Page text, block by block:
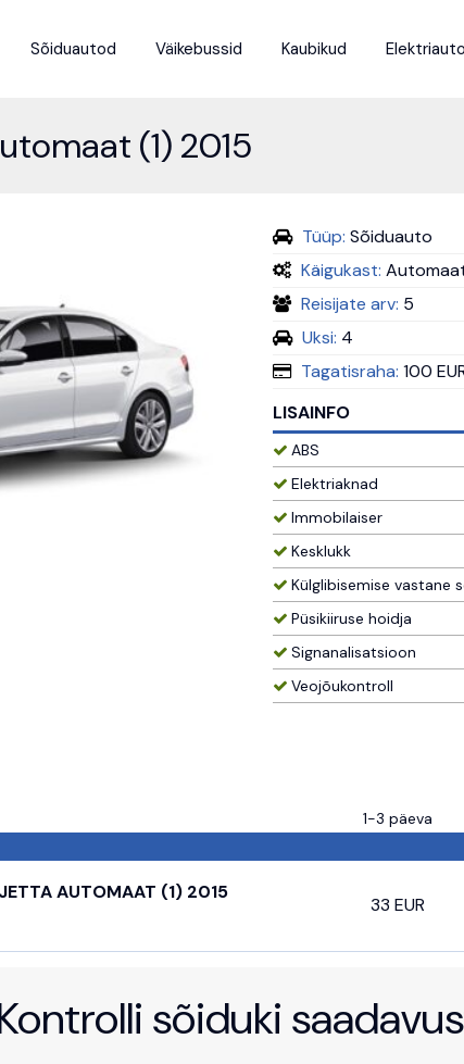
Sõiduautod Väikebussid Kaubikud
(1) 2015
Tüüp: Sõiduauto
Käigukast:
Reisijate arv: 5
Uksi: 4
Tagatisraha: 100
LISAINFO
ABS
Elektriaknad
Immobilaiser
Kesklukk
Külglibisemise vastane
Püsikiiruse hoidja
Signanalisatsioon
Veojõukontroll
1-3 päeva
AUTOMAAT (1) 2015
33 EUR
sõiduki